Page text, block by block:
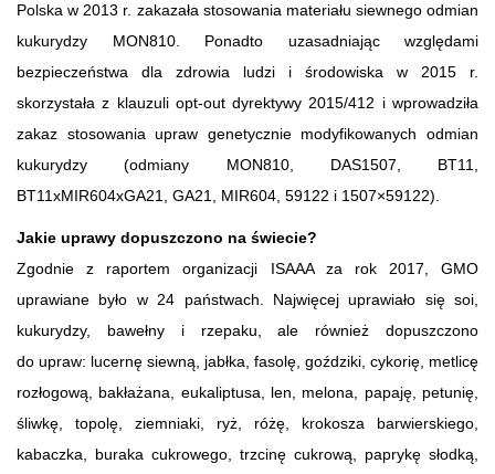
Polska w 2013 r. zakazała stosowania materiału siewnego odmian
kukurydzy MON810. Ponadto uzasadniając względami
bezpieczeństwa dla zdrowia ludzi i środowiska w 2015 r.
skorzystała z klauzuli opt-out dyrektywy 2015/412 i wprowadziła
zakaz stosowania upraw genetycznie modyfikowanych odmian
kukurydzy (odmiany MON810, DAS1507, BT11,
BT11xMIR604xGA21, GA21, MIR604, 59122 i 1507×59122).
Jakie uprawy dopuszczono na świecie?
Zgodnie z raportem organizacji ISAAA za rok 2017, GMO
uprawiane było w 24 państwach. Najwięcej uprawiało się soi,
kukurydzy, bawełny i rzepaku, ale również dopuszczono
do upraw: lucernę siewną, jabłka, fasolę, goździki, cykorię, metlicę
rozłogową, bakłażana, eukaliptusa, len, melona, papaję, petunię,
śliwkę, topolę, ziemniaki, ryż, różę, krokosza barwierskiego,
kabaczka, buraka cukrowego, trzcinę cukrową, paprykę słodką,